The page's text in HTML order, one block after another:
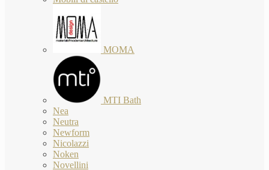
MOMA
MTI Bath
Nea
Neutra
Newform
Nicolazzi
Noken
Novellini